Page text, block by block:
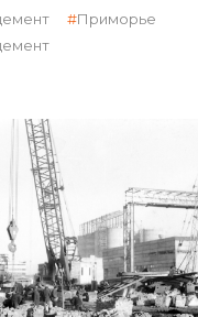
закупки
неликвидов
Приморье